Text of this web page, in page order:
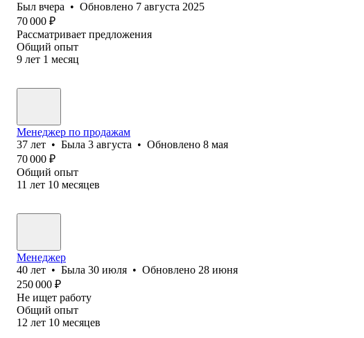
Был вчера • Обновлено 7 августа 2025
70 000 ₽
Рассматривает предложения
Общий опыт
9 лет 1 месяц
Менеджер по продажам
37 лет • Была 3 августа • Обновлено 8 мая
70 000 ₽
Общий опыт
11 лет 10 месяцев
Менеджер
40 лет • Была 30 июля • Обновлено 28 июня
250 000 ₽
Не ищет работу
Общий опыт
12 лет 10 месяцев